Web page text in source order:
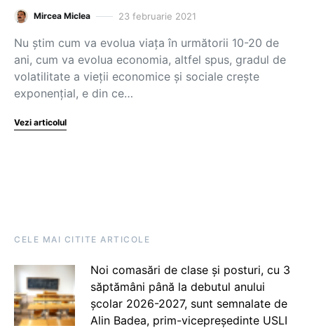
Mircea Miclea 23 februarie 2021
Nu știm cum va evolua viața în următorii 10-20 de
ani, cum va evolua economia, altfel spus, gradul de
volatilitate a vieții economice și sociale crește
exponențial, e din ce…
Vezi articolul
CELE MAI CITITE ARTICOLE
Noi comasări de clase și posturi, cu 3
săptămâni până la debutul anului
școlar 2026-2027, sunt semnalate de
Alin Badea, prim-vicepreședinte USLI